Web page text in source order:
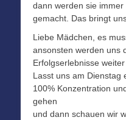
dann werden sie
gemacht. Das bringt
Liebe Mädchen, es
ansonsten werden uns
Erfolgserlebnisse
Lasst uns am Dienstag
100% Konzentration
gehen
und dann schauen wir